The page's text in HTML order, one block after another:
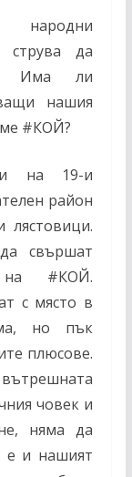
струва да
Има ли
нашия
#КОЙ?
на 19-и
район
лястовици.
свършат
на #КОЙ.
с място в
но пък
плюсове.
човек и
няма да
е и нашият